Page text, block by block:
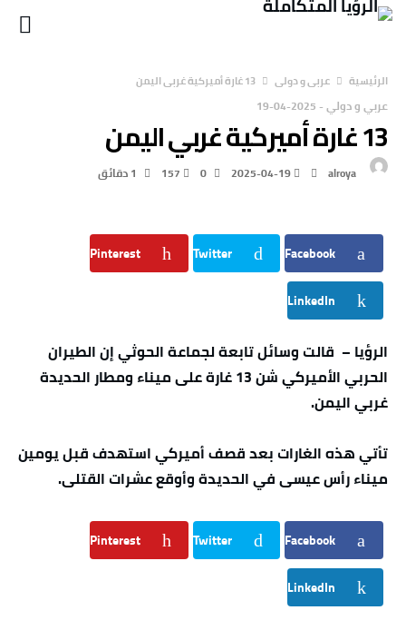
‫الرئيسية‬ عربي و دولي 13 غارة أميركية غربي اليمن
عربي و دولي-
2025-04-19
13 غارة أميركية غربي اليمن
alroya
2025-04-19
157 1 ‫دقائق‬
Facebook
Twitter
Pinterest
LinkedIn
الرؤيا – قالت وسائل تابعة لجماعة الحوثي إن الطيران
الحربي الأميركي شن 13 غارة على ميناء ومطار الحديدة
غربي اليمن.
تأتي هذه الغارات بعد قصف أميركي استهدف قبل يومين
ميناء رأس عيسى في الحديدة وأوقع عشرات القتلى.
Facebook
Twitter
Pinterest
LinkedIn